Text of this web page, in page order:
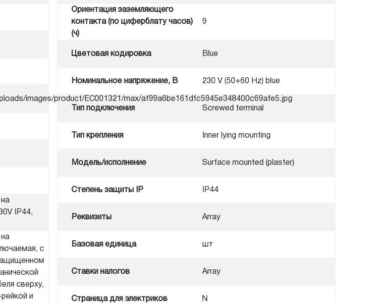
images/product/EC001321/max/af99a6be161dfc5945e348400c69afe5.jpg
IP44,
с
сверху,
и
Ориентация заземляющего
контакта (по циферблату часов)
(ч)
9
Цветовая кодировка Blue
Номинальное напряжение, В 230 V (50+60 Hz) blue
Тип подключения Screwed terminal
Тип крепления Inner lying mounting
Модель/исполнение Surface mounted (plaster)
Степень защиты IP IP44
Реквизиты Array
Базовая единица шт
Ставки налогов Array
Cтраница для электриков N